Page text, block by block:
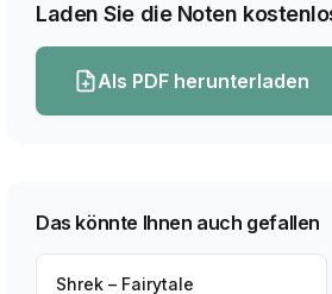
Laden Sie die Noten
Als PDF herunterladen
Das könnte Ihnen auch gefallen
Shrek – Fairytale